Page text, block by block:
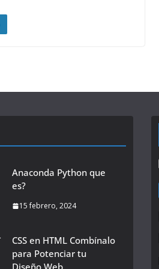
Anaconda Python que
es?
15 febrero, 2024
CSS en HTML Combínalo
para Potenciar tu
Diseño Web